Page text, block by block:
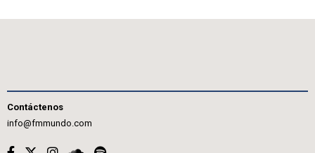
Contáctenos
info@fmmundo.com